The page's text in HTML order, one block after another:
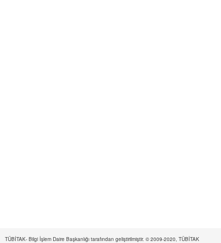
TÜBİTAK- Bilgi İşlem Daire Başkanlığı tarafından geliştirilmiştir. © 2009-2020, TÜBİTAK